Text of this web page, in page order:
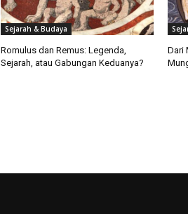
Sejarah & Budaya
Romulus dan Remus: Legenda,
Sejarah, atau Gabungan Keduanya?
Dari